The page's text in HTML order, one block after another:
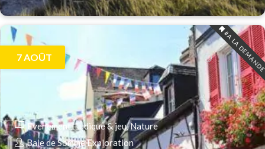
#A LA
7 AOÛT
Evenement Ludique & jeu Nature
Baie de Somme Exploration